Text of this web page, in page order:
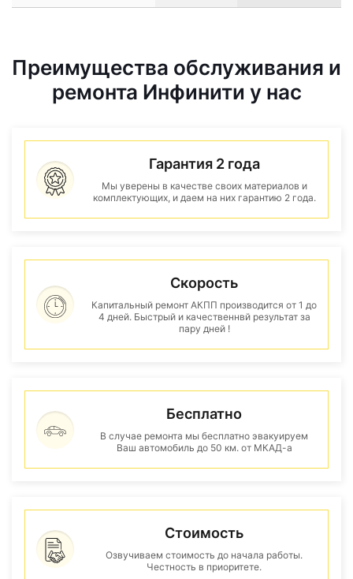
Преимущества обслуживания и
ремонта Инфинити у нас
Гарантия 2 года
Мы уверены в качестве своих материалов и
комплектующих, и даем на них гарантию 2 года.
Скорость
Капитальный ремонт АКПП производится от 1 до
4 дней. Быстрый и качественнвй результат за
пару дней !
Бесплатно
В случае ремонта мы бесплатно эвакуируем
Ваш автомобиль до 50 км. от МКАД-а
Стоимость
Озвучиваем стоимость до начала работы.
Честность в приоритете.